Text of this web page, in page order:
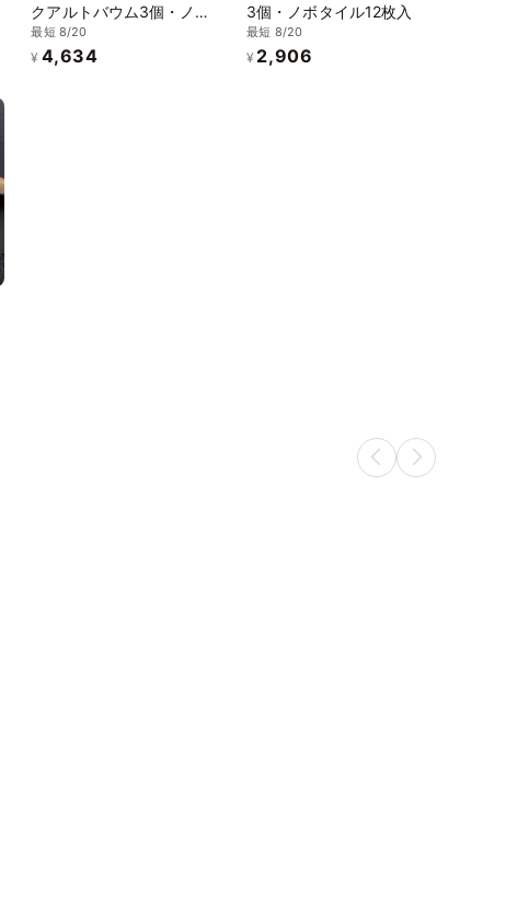
クアルトバウム3個・ノボ
タイル12枚
最短 8/20
¥ 4,634
3個・ノボタイル12枚入
最短 8/20
¥ 2,906